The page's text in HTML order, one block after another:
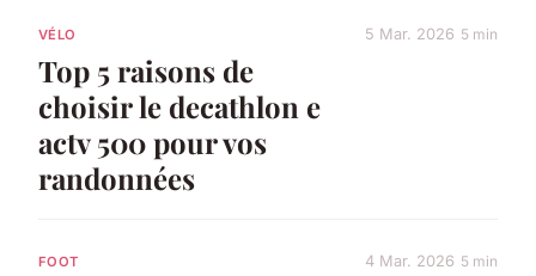
VÉLO
Top 5 raisons de
choisir le decathlon e
actv 500 pour vos
randonnées
5 Mar. 2026 5 min
FOOT 4 Mar. 2026 5 min